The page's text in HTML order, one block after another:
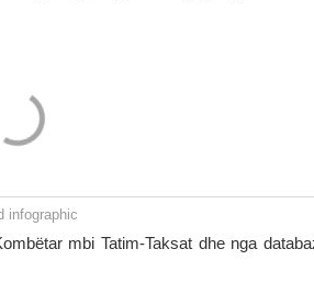
infographic
mbi Tatim-Taksat dhe nga